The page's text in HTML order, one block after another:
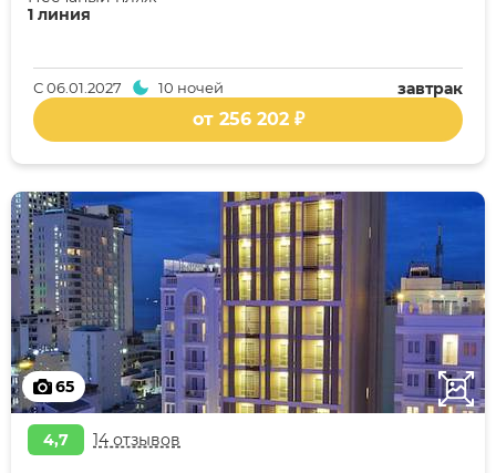
1 линия
завтрак
С06.01.2027 10 ночей
от 256 202 ₽
65
4,7 14 отзывов